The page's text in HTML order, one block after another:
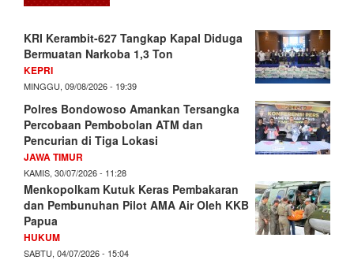
KRI Kerambit-627 Tangkap Kapal Diduga
Bermuatan Narkoba 1,3 Ton
KEPRI
MINGGU, 09/08/2026 - 19:39
Polres Bondowoso Amankan Tersangka
Percobaan Pembobolan ATM dan
Pencurian di Tiga Lokasi
JAWA TIMUR
KAMIS, 30/07/2026 - 11:28
Menkopolkam Kutuk Keras Pembakaran
dan Pembunuhan Pilot AMA Air Oleh KKB
Papua
HUKUM
SABTU, 04/07/2026 - 15:04